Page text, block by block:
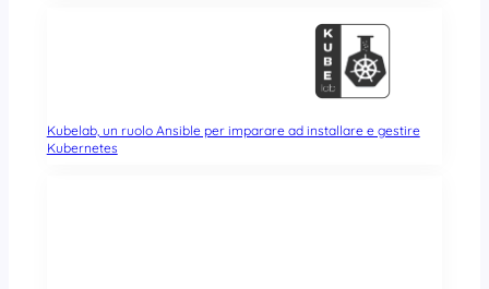
Kubelab, un ruolo Ansible per imparare ad installare e gestire
Kubernetes